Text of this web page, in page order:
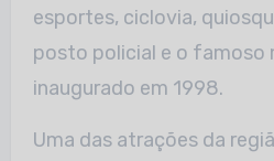
esportes, ciclovia,
posto policial e o famoso
inaugurado em 1998.
Uma das atrações da